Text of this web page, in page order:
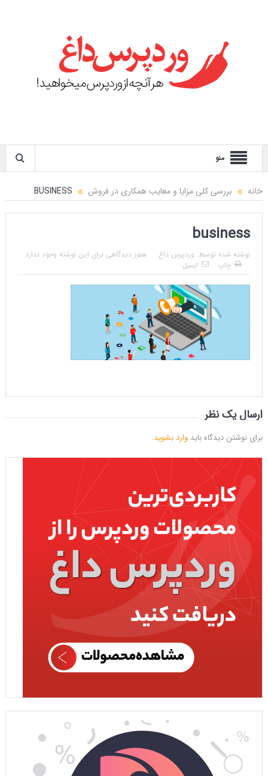
منو
خانه بررسی کلی مزایا و معایب همکاری در فروش BUSINESS
business
نوشته شده توسط: وردپرس داغ
هنوز دیدگاهی برای این نوشته وجود ندارد
چاپ
ایمیل
ارسال یک نظر
برای نوشتن دیدگاه باید وارد بشوید.